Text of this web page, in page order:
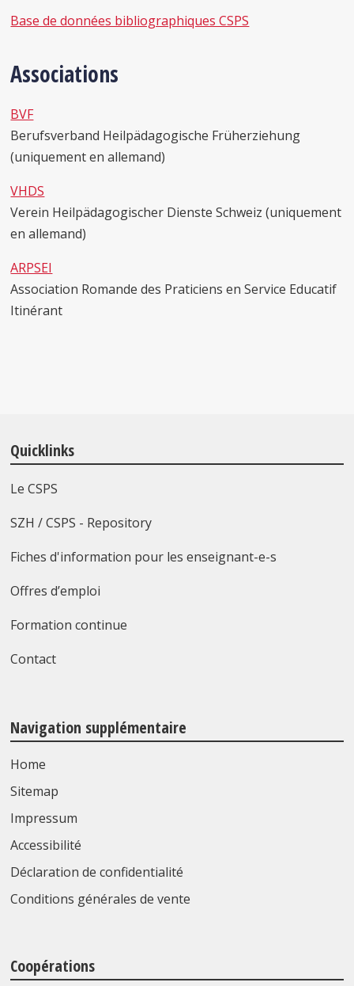
Base de données bibliographiques CSPS
Associations
BVF
Berufsverband Heilpädagogische Früherziehung
(uniquement en allemand)
VHDS
Verein Heilpädagogischer Dienste Schweiz (uniquement
en allemand)
ARPSEI
Association Romande des Praticiens en Service Educatif
Itinérant
Quicklinks
Le CSPS
SZH / CSPS - Repository
Fiches d'information pour les enseignant-e-s
Offres d’emploi
Formation continue
Contact
Navigation supplémentaire
Home
Sitemap
Impressum
Accessibilité
Déclaration de confidentialité
Conditions générales de vente
Coopérations